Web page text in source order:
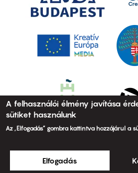
A felhasználói élmény javítása
sütiket használunk
Az „Elfogadás” gombra kattintva hozzájárul a
Elfogadás